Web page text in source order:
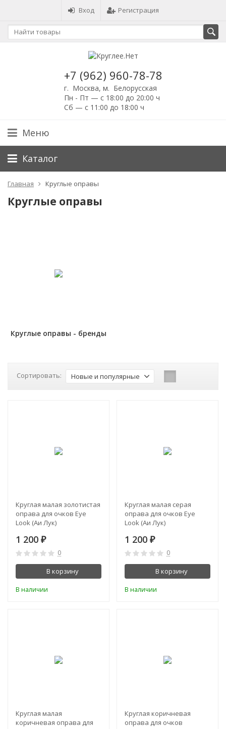
Вход Регистрация
+7 (962) 960-78-78
г. Москва, м. Белорусская
Пн - Пт — с 18:00 до 20:00 ч
Сб — с 11:00 до 18:00 ч
Меню
Каталог
Главная Круглые оправы
Круглые оправы
Круглые оправы - бренды
Сортировать: Новые и популярные
Круглая малая золотистая
оправа для очков Eye
Look (Аи Лук)
1 200 ₽
0
В корзину
В наличии
Круглая малая серая
оправа для очков Eye
Look (Аи Лук)
1 200 ₽
0
В корзину
В наличии
Круглая малая
коричневая оправа для
Круглая коричневая
оправа для очков